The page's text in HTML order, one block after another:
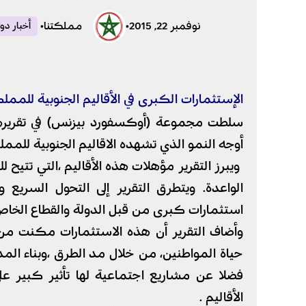
نوفمبر 22, 2015 • مملكتنا• أخبار
الإستثمارات الكبرى في الأقاليم الجنوبية
أوجه النمو الذي تشهده الاقاليم الجنوبية
ويبرز التقرير مؤهلات هذه الأقاليم ،التي
الواعدة. ويتطرق التقرير إلى التحول
استثمارات كبرى من قبل الدولة والقطاع
وأضاف التقرير أن هذه الاستثمارات
حياة المواطنين، من خلال مد الطرق ،وبناء
فضلا عن مشاريع اجتماعية لها تأثير
الأقاليم .